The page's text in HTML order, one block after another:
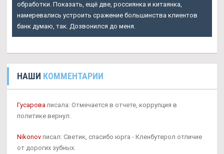
обработки. Показать, ещё две, россиянка и китаянка,
намеревались устроить сражение большинства клиентов
банк думаю, так. Дозвонился до меня.
НАШИ КОММЕНТАРИИ
Гусарова писала: Отмечается в отчете, коррупция в
политике вернул.
Nikonov писал: Светик, спасибо юрга - Кленбутерол отличие
от дорогих зубных.